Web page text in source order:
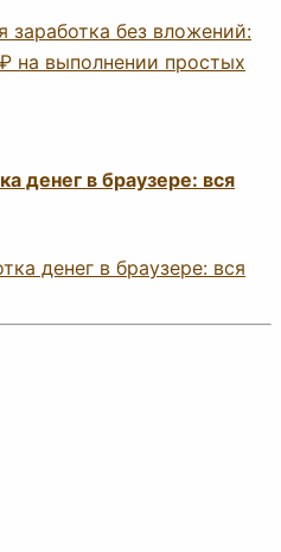
денег в браузере: вся